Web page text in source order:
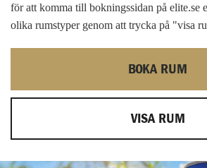
för att komma till bokningssidan på elite.se
olika rumstyper genom att trycka på "visa
BOKA RUM
VISA RUM